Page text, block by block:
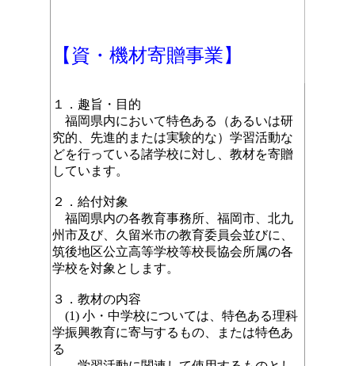
【資・機材寄贈事業】
１．趣旨・目的
福岡県内において特色ある（あるいは研
究的、先進的または実験的な）学習活動な
どを行っている諸学校に対し、教材を寄贈
しています。
２．給付対象
福岡県内の各教育事務所、福岡市、北九
州市及び、久留米市の教育委員会並びに、
筑後地区公立高等学校等校長協会所属の各
学校を対象とします。
３． 教材の内容
(1) 小・中学校については、特色ある理科
学振興教育に寄与するもの、または特色あ
る